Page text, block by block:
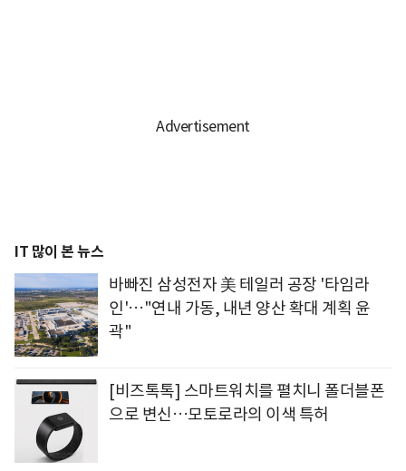
IT 많이 본 뉴스
바빠진 삼성전자 美 테일러 공장 '타임라
인'…"연내 가동, 내년 양산 확대 계획 윤
곽"
[비즈톡톡] 스마트워치를 펼치니 폴더블폰
으로 변신…모토로라의 이색 특허